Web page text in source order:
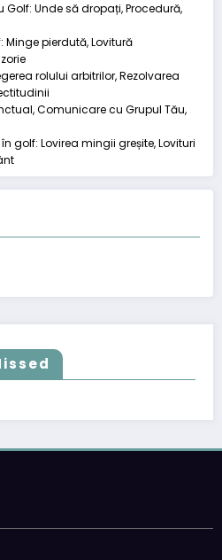
Golf: Unde să dropați, Procedură,
pierdută, Lovitură
rolului arbitrilor, Rezolvarea
Comunicare cu Grupul Tău,
golf: Lovirea mingii greșite, Lovituri